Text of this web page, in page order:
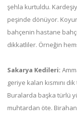
şehla kurtuldu.
peşinde dönüyor.
bahçenin hastane
dikkatliler. Örneğin
Sakarya Kedileri:
geriye kalan kısmını
Buralarda başka türlü
muhtardan öte.